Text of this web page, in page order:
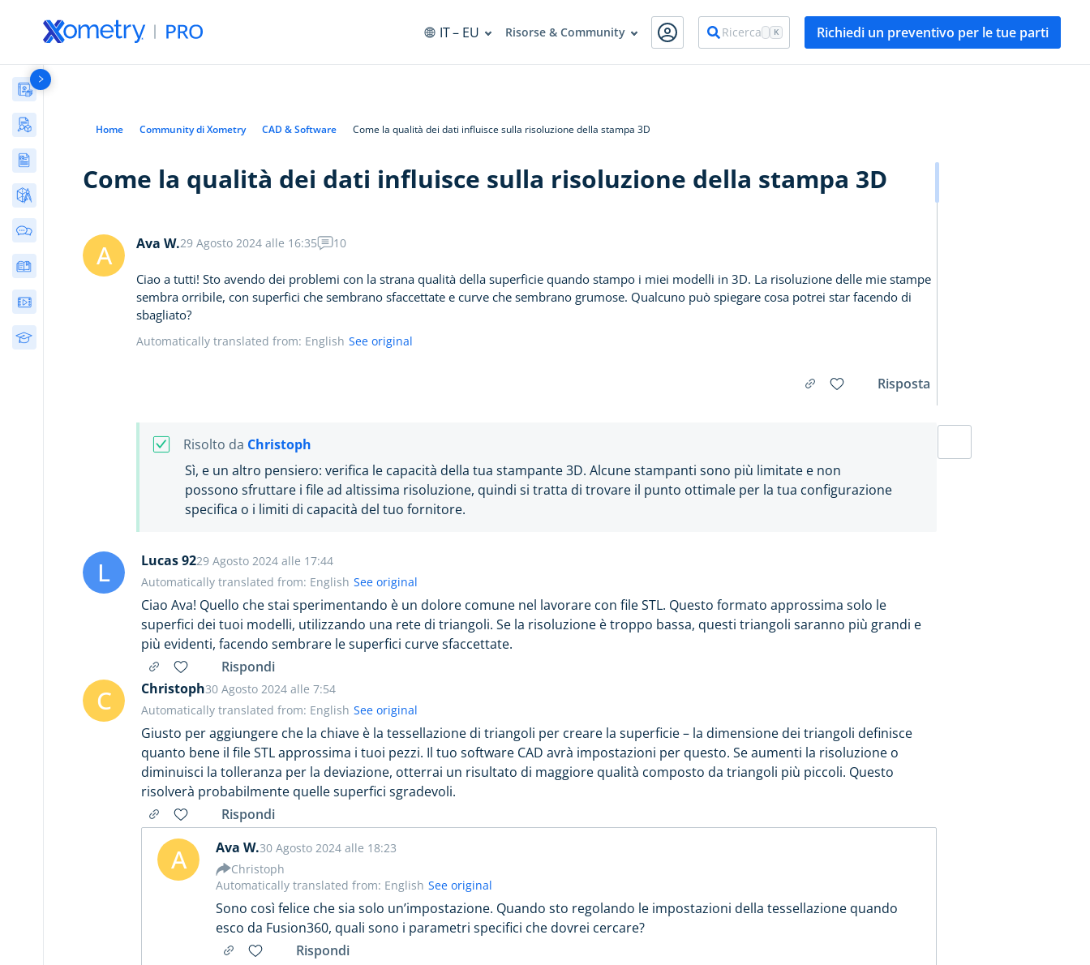
IT– EU Risorse & Community Ricerca K Richiedi un preventivo per le tue parti
Materiali
Case Studies
L'IA per l'Ingegneria (11)
Lavorazione della
lamiera
(9)
(19)
(34)
Convertitore di durezza
del metallo
fixturemate: Attrezzature
personalizzate stampate
Convertitore di rugosità
Discussioni della Community
E-books & guide
Home Community di Xometry CAD & Software Come la qualità dei dati influisce sulla risoluzione della stampa 3D
Come la qualità dei dati influisce sulla risoluzione della stampa 3D
A Ava W.29 Agosto 2024 alle 16:35 10
Ciao a tutti! Sto avendo dei problemi con la strana qualità della superficie quando stampo i miei modelli in 3D. La risoluzione delle mie stampe
sembra orribile, con superfici che sembrano sfaccettate e curve che sembrano grumose. Qualcuno può spiegare cosa potrei star facendo di
sbagliato?
Automatically translated from: English See original
Risposta
Risolto da Christoph
Sì, e un altro pensiero: verifica le capacità della tua stampante 3D. Alcune stampanti sono più limitate e non
possono sfruttare i file ad altissima risoluzione, quindi si tratta di trovare il punto ottimale per la tua configurazione
specifica o i limiti di capacità del tuo fornitore.
L Lucas 9229 Agosto 2024 alle 17:44
Ciao Ava! Quello che stai sperimentando è un dolore comune nel lavorare con file STL. Questo formato approssima solo le
superfici dei tuoi modelli, utilizzando una rete di triangoli. Se la risoluzione è troppo bassa, questi triangoli saranno più grandi e
più evidenti, facendo sembrare le superfici curve sfaccettate.
Automatically translated from: English See original
Rispondi
C Christoph30 Agosto 2024 alle 7:54
Giusto per aggiungere che la chiave è la tessellazione di triangoli per creare la superficie – la dimensione dei triangoli definisce
quanto bene il file STL approssima i tuoi pezzi. Il tuo software CAD avrà impostazioni per questo. Se aumenti la risoluzione o
diminuisci la tolleranza per la deviazione, otterrai un risultato di maggiore qualità composto da triangoli più piccoli. Questo
risolverà probabilmente quelle superfici sgradevoli.
Automatically translated from: English See original
Rispondi
A Ava W.30 Agosto 2024 alle 18:23
Christoph
Sono così felice che sia solo un’impostazione. Quando sto regolando le impostazioni della tessellazione quando
esco da Fusion360, quali sono i parametri specifici che dovrei cercare?
Automatically translated from: English See original
Rispondi